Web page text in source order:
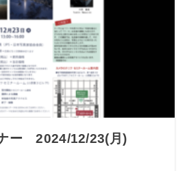
ー 2024/12/23(月)